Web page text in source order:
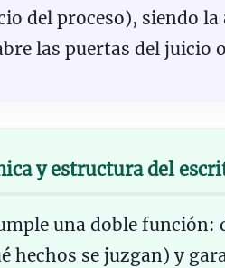
del proceso), siendo la
las puertas del juicio
y estructura del
una doble función:
hechos se juzgan) y